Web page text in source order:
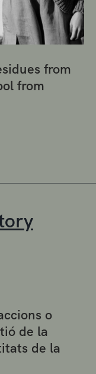
from
from
o
de la
de la